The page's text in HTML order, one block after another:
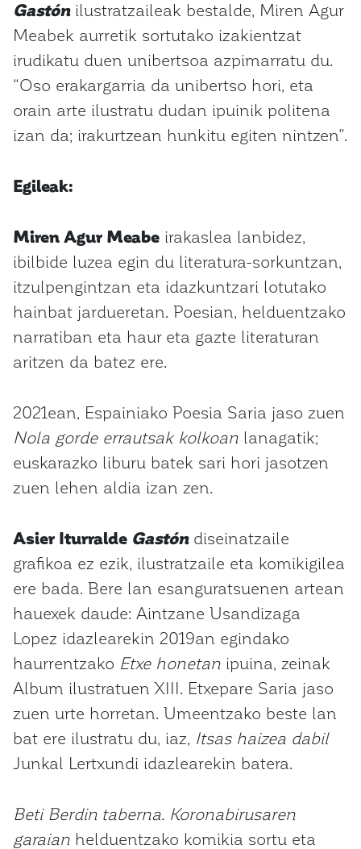
Gastónilustratzaileak bestalde, Miren Agur
Meabek aurretik sortutako izakientzat
irudikatu duen unibertsoa azpimarratu du.
“Oso erakargarria da unibertso hori, eta
orain arte ilustratu dudan ipuinik politena
izan da; irakurtzean hunkitu egiten nintzen”.
Egileak:
Miren Agur Meabe irakaslea lanbidez,
ibilbide luzea egin du literatura-sorkuntzan,
itzulpengintzan eta idazkuntzari lotutako
hainbat jardueretan. Poesian, helduentzako
narratiban eta haur eta gazte literaturan
aritzen da batez ere.
2021ean, Espainiako Poesia Saria jaso zuen
Nola gorde errautsak kolkoan lanagatik;
euskarazko liburu batek sari hori jasotzen
zuen lehen aldia izan zen.
Asier Iturralde Gastóndiseinatzaile
grafikoa ez ezik, ilustratzaile eta komikigilea
ere bada. Bere lan esanguratsuenen artean
hauexek daude: Aintzane Usandizaga
Lopez idazlearekin 2019an egindako
haurrentzako Etxe honetan ipuina, zeinak
Album ilustratuen XIII. Etxepare Saria jaso
zuen urte horretan. Umeentzako beste lan
bat ere ilustratu du, iaz, Itsas haizea dabil
Junkal Lertxundi idazlearekin batera.
Beti Berdin taberna. Koronabirusaren
garaian helduentzako komikia sortu eta